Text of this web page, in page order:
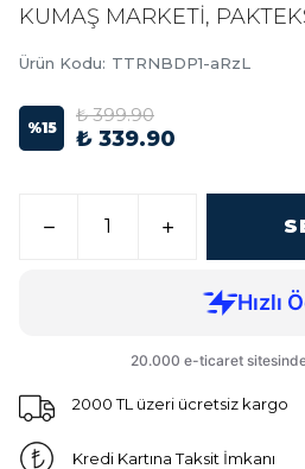
KUMAŞ MARKETİ,
Ürün Kodu: TTRNBDP1-aRzL
%15
₺ 399.90
₺ 339.90
2000 TL üzeri ücretsiz kargo
Kredi Kartına Taksit İmkanı